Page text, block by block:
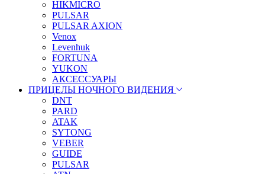
HIKMICRO
PULSAR
PULSAR AXION
Venox
Levenhuk
FORTUNA
YUKON
АКСЕССУАРЫ
ПРИЦЕЛЫ НОЧНОГО ВИДЕНИЯ
DNT
PARD
ATAK
SYTONG
VEBER
GUIDE
PULSAR